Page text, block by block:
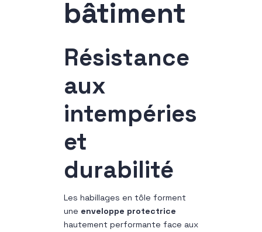
bâtiment
Résistance
aux
intempéries
et
durabilité
Les habillages en tôle forment
une enveloppe protectrice
hautement performante face aux